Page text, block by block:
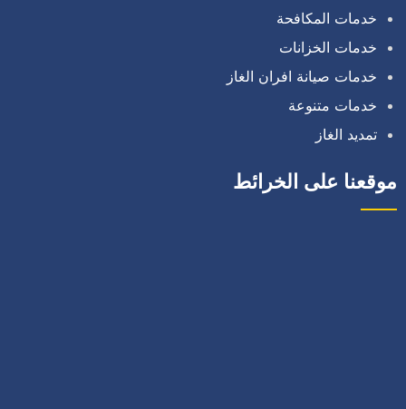
خدمات المكافحة
خدمات الخزانات
خدمات صيانة افران الغاز
خدمات متنوعة
تمديد الغاز
موقعنا على الخرائط